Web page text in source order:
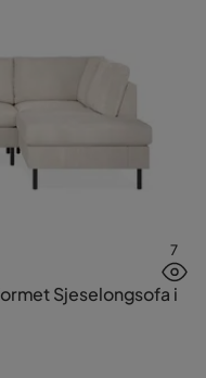
7
Sjeselongsofa i